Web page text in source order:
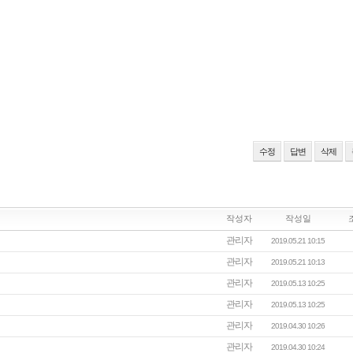
수정 답변 삭제
작성자 작성일
관리자 2019.05.21 10:15
관리자 2019.05.21 10:13
관리자 2019.05.13 10:25
관리자 2019.05.13 10:25
관리자 2019.04.30 10:26
관리자 2019.04.30 10:24